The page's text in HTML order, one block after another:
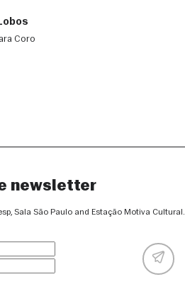
Coro
newsletter
Sala São Paulo and Estação Motiva Cultural.